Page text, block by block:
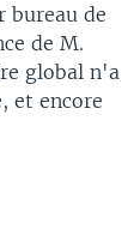
bureau de
de M.
global n'a
et encore